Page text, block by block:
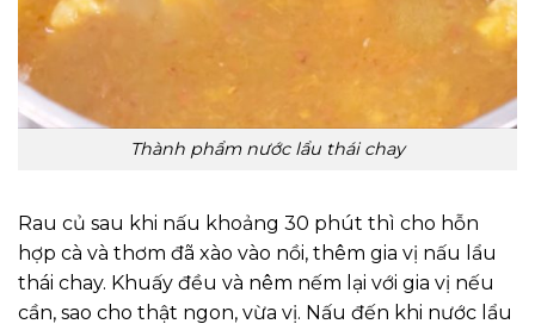
Thành phẩm nước lẩu thái chay
Rau củ sau khi nấu khoảng 30 phút thì cho hỗn
hợp cà và thơm đã xào vào nồi, thêm gia vị nấu lẩu
thái chay. Khuấy đều và nêm nếm lại với gia vị nếu
cần, sao cho thật ngon, vừa vị. Nấu đến khi nước lẩu